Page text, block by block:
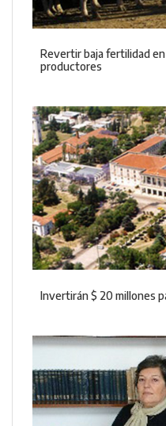
Revertir baja fertilidad
productores
Invertirán $ 20 millones